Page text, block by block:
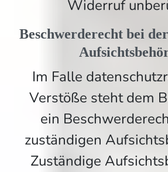
Widerruf
Beschwerderecht bei
Im Falle
Verstöße steht dem
ein
zuständigen
Zuständige